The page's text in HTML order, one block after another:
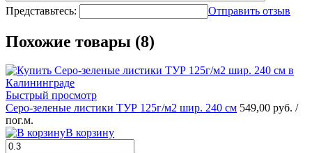
Представьтесь: Отправить отзыв
Похожие товары (8)
Быстрый просмотр
Серо-зеленые листики ТУР 125г/м2 шир. 240 см 549,00 руб. /
пог.м.
В корзину